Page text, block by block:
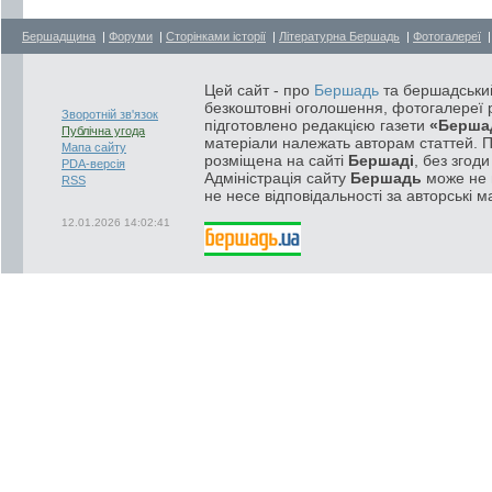
Бершадщина | Форуми | Сторінками історії | Літературна Бершадь | Фотогалереї
Зворотній зв'язок
Публічна угода
Мапа сайту
PDA-версія
RSS
12.01.2026 14:02:41
Цей сайт - про Бершадь та
безкоштовні оголошення, фотогалереї
підготовлено редакцією газети
матеріали належать авторам статтей.
розміщена на сайті Бершаді , без
Адміністрація сайту Бершадь може не
не несе відповідальності за авторські